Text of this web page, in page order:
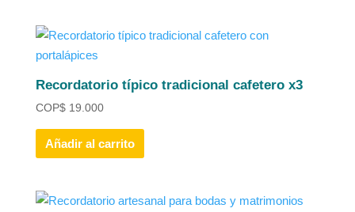
Recordatorio típico tradicional cafetero x3
COP$19.000
Añadir al carrito